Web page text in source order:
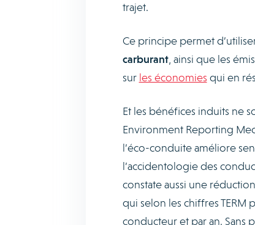
trajet.
Ce principe permet
carburant, ainsi que les
sur les économies qui en
Et les bénéfices induits ne
Environment Reporting
l’éco-conduite améliore
l’accidentologie des
constate aussi une
qui selon les chiffres TERM
conducteur et par an. Sans